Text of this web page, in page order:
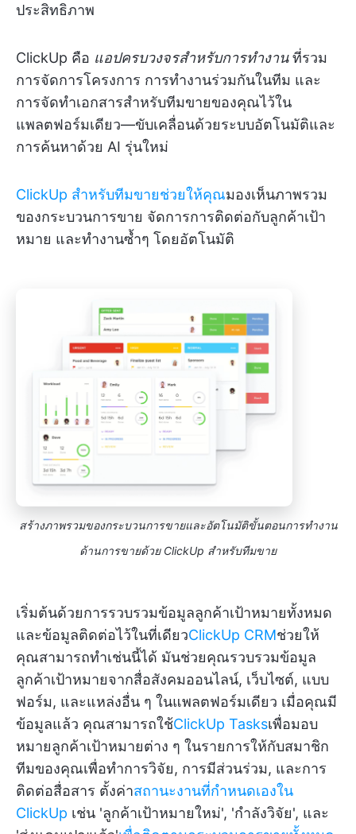
ประสิทธิภาพ
ClickUp คือ แอปครบวงจรสำหรับการทำงานที่รวม
การจัดการโครงการ การทำงานร่วมกันในทีม และ
การจัดทำเอกสารสำหรับทีมขายของคุณไว้ใน
แพลตฟอร์มเดียว—ขับเคลื่อนด้วยระบบอัตโนมัติและ
การค้นหาด้วย AI รุ่นใหม่
ClickUp สำหรับทีมขายช่วยให้คุณมองเห็นภาพรวม
ของกระบวนการขาย จัดการการติดต่อกับลูกค้าเป้า
หมาย และทำงานซ้ำๆ โดยอัตโนมัติ
สร้างภาพรวมของกระบวนการขายและอัตโนมัติขั้นตอนการทำงาน
ด้านการขายด้วย ClickUp สำหรับทีมขาย
เริ่มต้นด้วยการรวบรวมข้อมูลลูกค้าเป้าหมายทั้งหมด
และข้อมูลติดต่อไว้ในที่เดียวClickUp CRMช่วยให้
คุณสามารถทำเช่นนี้ได้ มันช่วยคุณรวบรวมข้อมูล
ลูกค้าเป้าหมายจากสื่อสังคมออนไลน์, เว็บไซต์, แบบ
ฟอร์ม, และแหล่งอื่น ๆ ในแพลตฟอร์มเดียว เมื่อคุณมี
ข้อมูลแล้ว คุณสามารถใช้ClickUp Tasksเพื่อมอบ
หมายลูกค้าเป้าหมายต่าง ๆ ในรายการให้กับสมาชิก
ทีมของคุณเพื่อทำการวิจัย, การมีส่วนร่วม, และการ
ติดต่อสื่อสาร ตั้งค่าสถานะงานที่กำหนดเองใน
ClickUp เช่น 'ลูกค้าเป้าหมายใหม่', 'กำลังวิจัย', และ